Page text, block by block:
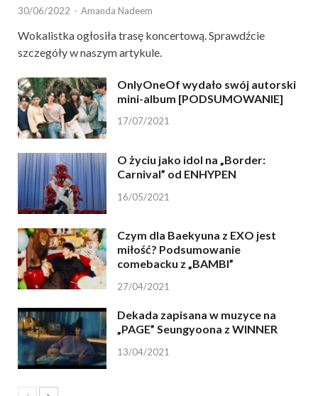
30/06/2022 - Amanda Nadeem
Wokalistka ogłosiła trasę koncertową. Sprawdźcie
szczegóły w naszym artykule.
OnlyOneOf wydało swój autorski
mini-album [PODSUMOWANIE]
17/07/2021
O życiu jako idol na „Border:
Carnival” od ENHYPEN
16/05/2021
Czym dla Baekyuna z EXO jest
miłość? Podsumowanie
comebacku z „BAMBI”
27/04/2021
Dekada zapisana w muzyce na
„PAGE” Seungyoona z WINNER
13/04/2021